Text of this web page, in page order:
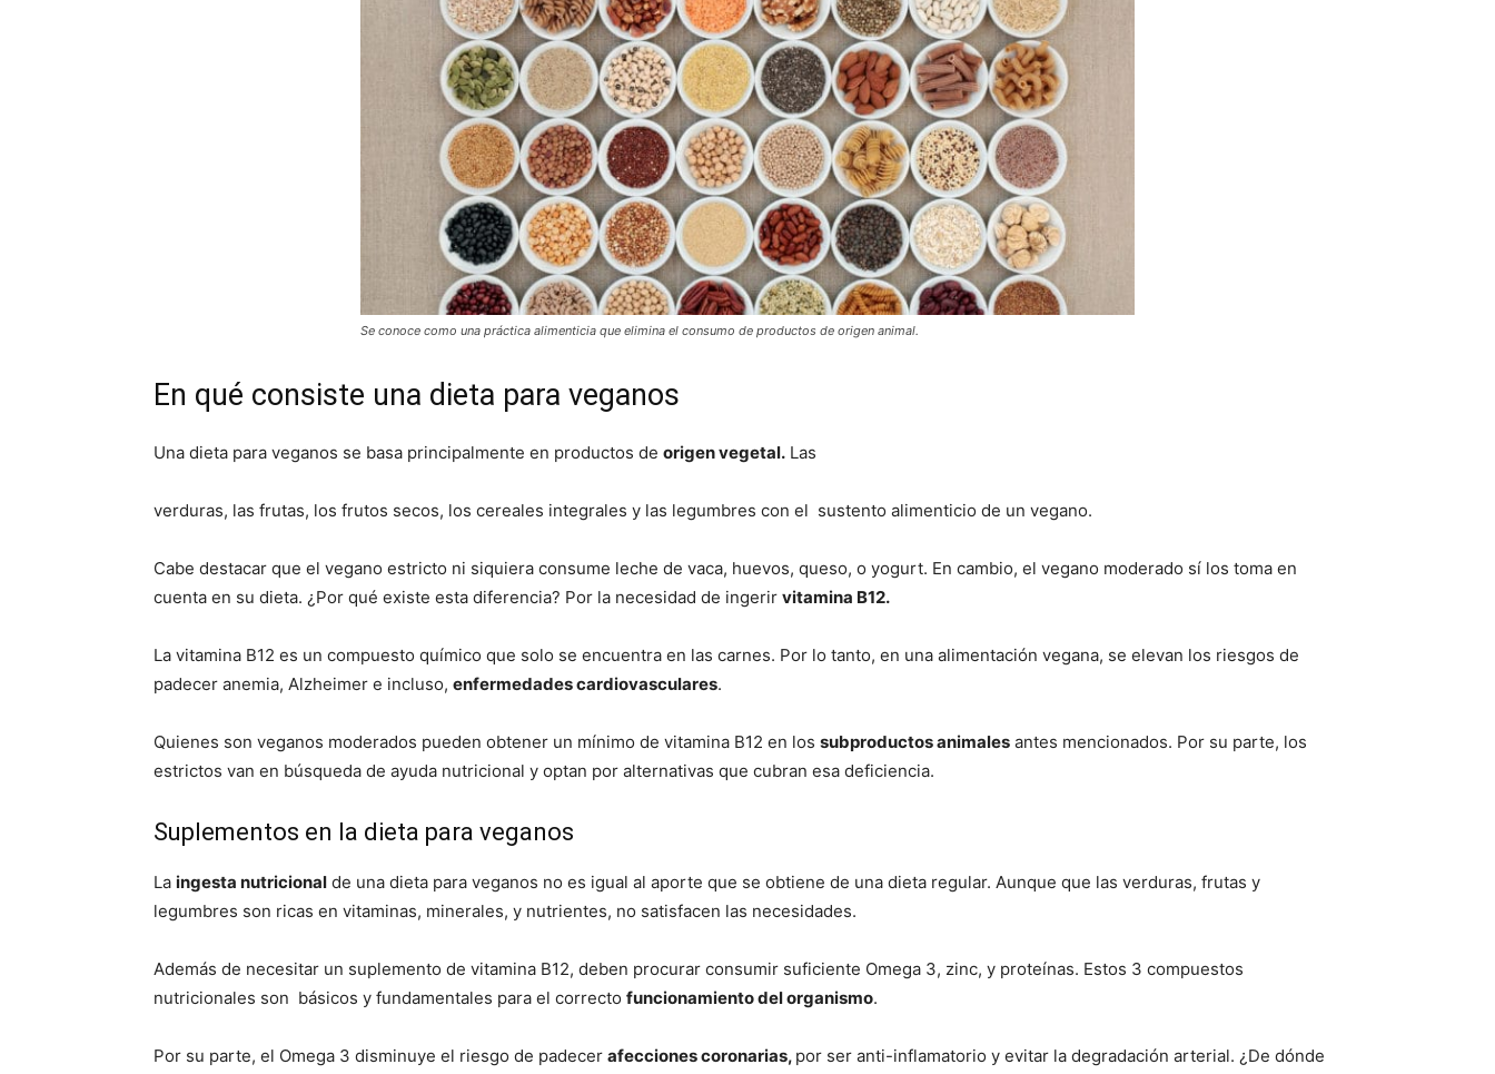
Se conoce como una práctica alimenticia que elimina el consumo de productos de origen animal.
En qué consiste una dieta para veganos
Una dieta para veganos se basa principalmente en productos de origen vegetal. Las
verduras, las frutas, los frutos secos, los cereales integrales y las legumbres con el sustento alimenticio de un vegano.
Cabe destacar que el vegano estricto ni siquiera consume leche de vaca, huevos, queso, o yogurt. En cambio, el vegano moderado sí los toma en
cuenta en su dieta. ¿Por qué existe esta diferencia? Por la necesidad de ingerir vitamina B12.
La vitamina B12 es un compuesto químico que solo se encuentra en las carnes. Por lo tanto, en una alimentación vegana, se elevan los riesgos de
padecer anemia, Alzheimer e incluso, enfermedades cardiovasculares.
Quienes son veganos moderados pueden obtener un mínimo de vitamina B12 en los subproductos animales antes mencionados. Por su parte, los
estrictos van en búsqueda de ayuda nutricional y optan por alternativas que cubran esa deficiencia.
Suplementos en la dieta para veganos
La ingesta nutricional de una dieta para veganos no es igual al aporte que se obtiene de una dieta regular. Aunque que las verduras, frutas y
legumbres son ricas en vitaminas, minerales, y nutrientes, no satisfacen las necesidades.
Además de necesitar un suplemento de vitamina B12, deben procurar consumir suficiente Omega 3, zinc, y proteínas. Estos 3 compuestos
nutricionales son básicos y fundamentales para el correcto funcionamiento del organismo.
Por su parte, el Omega 3 disminuye el riesgo de padecer afecciones coronarias, por ser anti-inflamatorio y evitar la degradación arterial. ¿De dónde